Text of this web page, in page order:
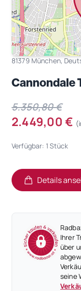
81379 München,
Cannondale
5.350,80 €
2.449,00 €
Verfügbar: 1 Stück
Details
Ihrer
über
seine